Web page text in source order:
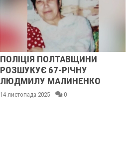
ПОЛІЦІЯ ПОЛТАВЩИНИ
РОЗШУКУЄ 67-РІЧНУ
ЛЮДМИЛУ МАЛИНЕНКО
14 листопада 2025 0